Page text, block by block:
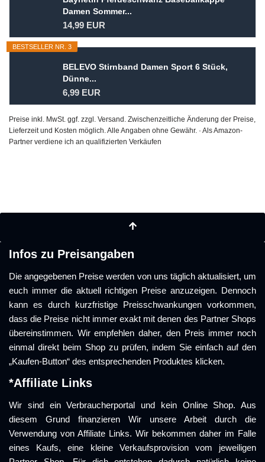
Damen Sommer...
14,99 EUR
BESTSELLER NR. 3
BELEVO Stirnband Damen Sport 6 Stück,
Dünne...
6,99 EUR
Preise inkl. MwSt. ggf. zzgl. Versand. Zwischenzeitliche Änderung der Preise,
Lieferzeit und Kosten möglich. Alle Angaben ohne Gewähr. · Als Amazon-
Partner verdiene ich an qualifizierten Verkäufen
Infos zu Preisangaben
Die angegebenen Preise werden von uns täglich aktualisiert, um
euch immer die aktuell richtigen Preise anzuzeigen. Dennoch
kann es durch kurzfristige Preisschwankungen vorkommen,
dass die Preise nicht immer exakt mit denen des Partner Shops
übereinstimmen. Wir empfehlen daher, den Preis immer noch
einmal direkt beim Shop zu prüfen, indem Sie einfach auf den
„Kaufen-Button“ des entsprechenden Produktes klicken.
*Affiliate Links
Wir sind ein Verbraucherportal und kein Online Shop. Aus
diesem Grund finanzieren Wir unsere Arbeit durch die
Verwendung von Affiliate Links. Wir bekommen daher im Falle
eines Kaufs, eine kleine Verkaufsprovision vom jeweiligen